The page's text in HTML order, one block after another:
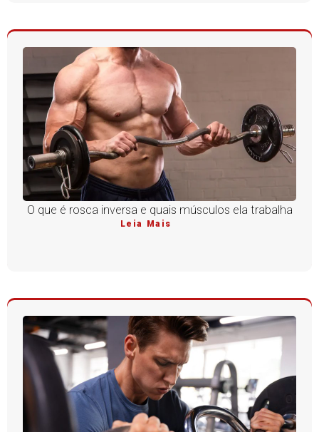
O que é rosca inversa e quais músculos ela trabalha
Leia Mais